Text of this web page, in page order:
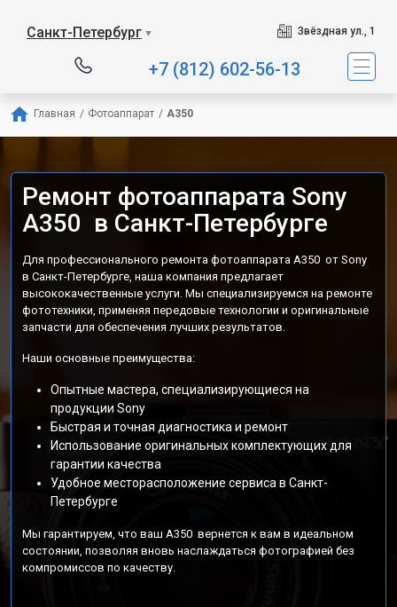
Санкт-Петербург ▼ Звёздная ул., 1
+7 (812) 602-56-13
Главная / Фотоаппарат / A350
Ремонт фотоаппарата Sony
A350 в Санкт-Петербурге
Для профессионального ремонта фотоаппарата A350 от Sony
в Санкт-Петербурге, наша компания предлагает
высококачественные услуги. Мы специализируемся на ремонте
фототехники, применяя передовые технологии и оригинальные
запчасти для обеспечения лучших результатов.
Наши основные преимущества:
Опытные мастера, специализирующиеся на
продукции Sony
Быстрая и точная диагностика и ремонт
Использование оригинальных комплектующих для
гарантии качества
Удобное месторасположение сервиса в Санкт-
Петербурге
Мы гарантируем, что ваш A350 вернется к вам в идеальном
состоянии, позволяя вновь наслаждаться фотографией без
компромиссов по качеству.